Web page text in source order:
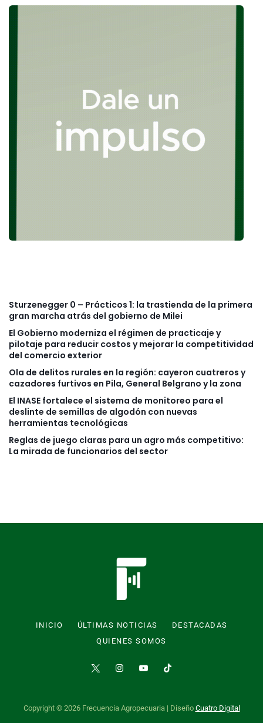
Sturzenegger 0 – Prácticos 1: la trastienda de la primera
gran marcha atrás del gobierno de Milei
El Gobierno moderniza el régimen de practicaje y
pilotaje para reducir costos y mejorar la competitividad
del comercio exterior
Ola de delitos rurales en la región: cayeron cuatreros y
cazadores furtivos en Pila, General Belgrano y la zona
El INASE fortalece el sistema de monitoreo para el
deslinte de semillas de algodón con nuevas
herramientas tecnológicas
Reglas de juego claras para un agro más competitivo:
La mirada de funcionarios del sector
INICIO ÚLTIMAS NOTICIAS
DESTACADAS
QUIENES SOMOS
Copyright © 2026 Frecuencia Agropecuaria | Diseño Cuatro Digital